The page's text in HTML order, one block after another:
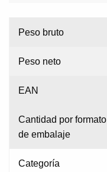
Peso bruto
Peso neto
EAN
Cantidad por formato
de embalaje
Categoría